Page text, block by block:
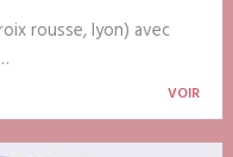
rousse, lyon) avec
VOIR